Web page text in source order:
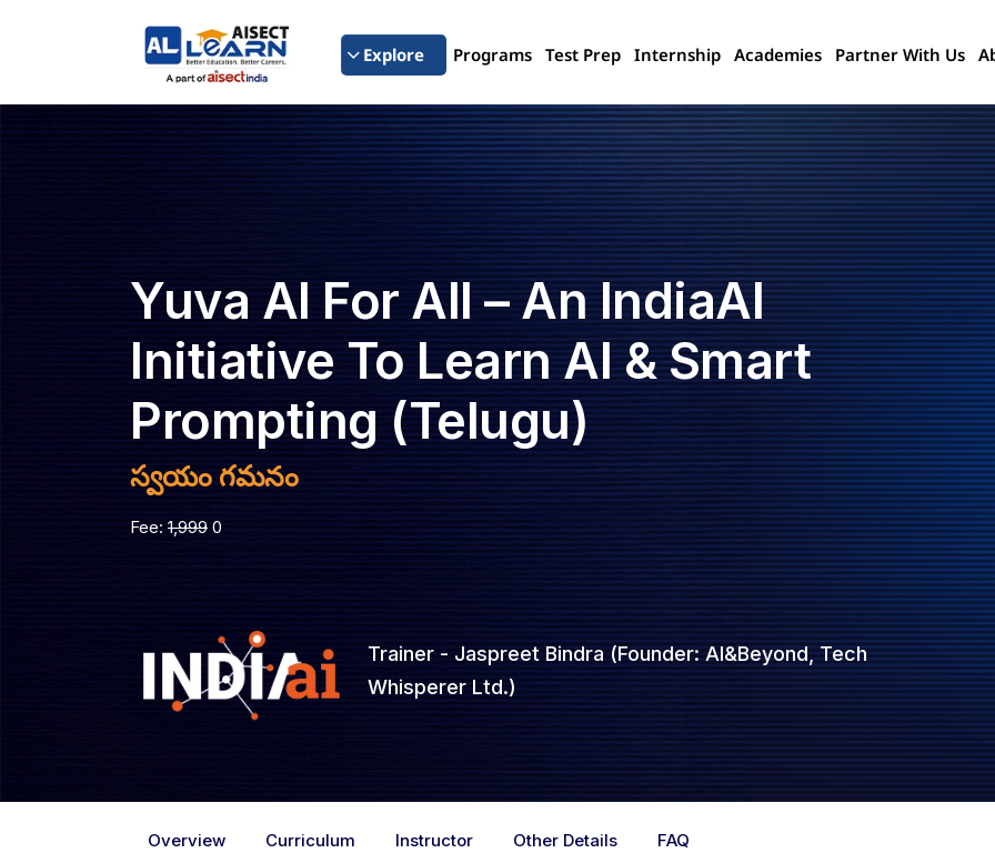
Explore Programs Test Prep Internship Academies Partner With Us
Yuva AI For All – An IndiaAI
Initiative To Learn AI & Smart
Prompting (Telugu)
స్వయం గమనం
Fee: 1,999 0
Trainer - Jaspreet Bindra (Founder: AI&Beyond, Tech
Whisperer Ltd.)
Overview Curriculum Instructor Other Details FAQ